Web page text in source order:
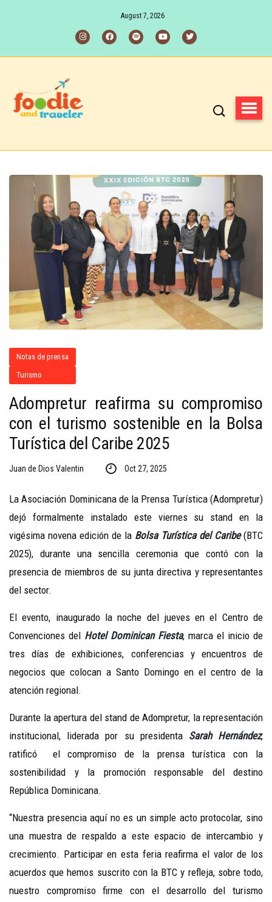
August 7, 2026
Notas de prensa
Turismo
Adompretur reafirma su compromiso
con el turismo sostenible en la Bolsa
Turística del Caribe 2025
Juan de Dios Valentin Oct 27, 2025
La Asociación Dominicana de la Prensa Turística (Adompretur)
dejó formalmente instalado este viernes su stand en la
vigésima novena edición de la Bolsa Turística del Caribe(BTC
2025), durante una sencilla ceremonia que contó con la
presencia de miembros de su junta directiva y representantes
del sector.
El evento, inaugurado la noche del jueves en el Centro de
Convenciones del Hotel Dominican Fiesta, marca el inicio de
tres días de exhibiciones, conferencias y encuentros de
negocios que colocan a Santo Domingo en el centro de la
atención regional.
Durante la apertura del stand de Adompretur, la representación
institucional, liderada por su presidenta Sarah Hernández,
ratificó el compromiso de la prensa turística con la
sostenibilidad y la promoción responsable del destino
República Dominicana.
“Nuestra presencia aquí no es un simple acto protocolar, sino
una muestra de respaldo a este espacio de intercambio y
crecimiento. Participar en esta feria reafirma el valor de los
acuerdos que hemos suscrito con la BTC y refleja, sobre todo,
nuestro compromiso firme con el desarrollo del turismo